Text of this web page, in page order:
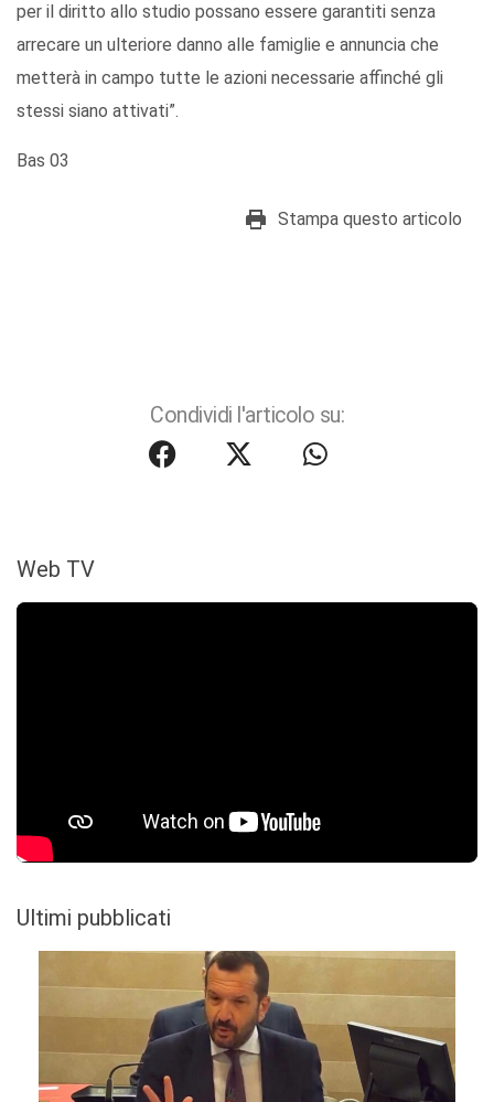
per il diritto allo studio possano essere garantiti senza
arrecare un ulteriore danno alle famiglie e annuncia che
metterà in campo tutte le azioni necessarie affinché gli
stessi siano attivati”.
Bas 03
Stampa questo articolo
Condividi l'articolo su:
Web TV
Ultimi pubblicati